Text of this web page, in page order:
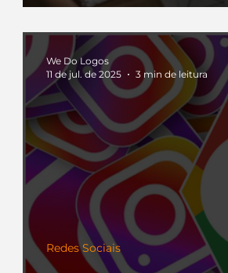
Redes Sociais
We Do Logos
11 de jul. de 2025
3 min de leitura